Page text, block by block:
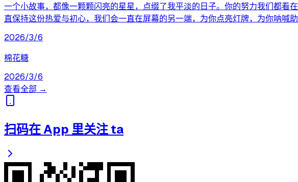
一个小故事，都像一颗颗闪亮的星星，点缀了我平淡的日子。你的努力我们都
直保持这份热爱与初心，我们会一直在屏幕的另一端，为你点亮灯牌，为你呐喊
2026/3/6
棉花糖
2026/3/6
查看全部 →
扫码在 App 里关注 ta